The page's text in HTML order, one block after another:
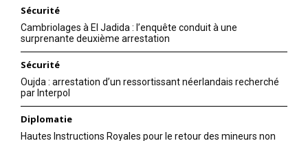
Sécurité
Cambriolages à El Jadida : l’enquête conduit à une
surprenante deuxième arrestation
Sécurité
Oujda : arrestation d’un ressortissant néerlandais recherché
par Interpol
Diplomatie
Hautes Instructions Royales pour le retour des mineurs non